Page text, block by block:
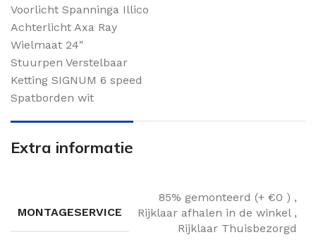
Voorlicht Spanninga Illico
Achterlicht Axa Ray
Wielmaat 24″
Stuurpen Verstelbaar
Ketting SIGNUM 6 speed
Spatborden wit
Extra informatie
MONTAGESERVICE
85% gemonteerd (+ €0 ) ,
Rijklaar afhalen in de winkel ,
Rijklaar Thuisbezorgd